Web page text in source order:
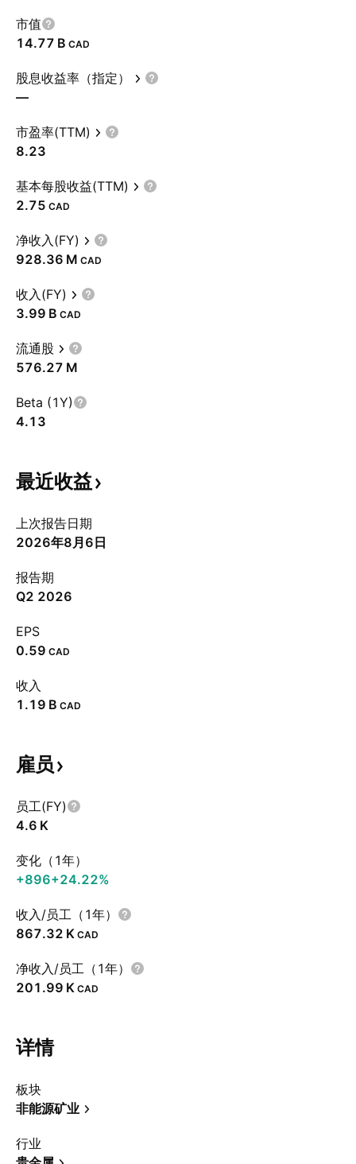
市值
‪14.77 B‬ CAD
股息收益率（指定）
—
市盈率(TTM)
8.23
基本每股收益(TTM)
2.75 CAD
净收入(FY)
‪928.36 M‬ CAD
收入(FY)
‪3.99 B‬ CAD
流通股
‪576.27 M‬
Beta (1Y)
4.13
最近收益
上次报告日期
2026年8月6日
报告期
Q2 2026
EPS
0.59 CAD
收入
‪1.19 B‬ CAD
雇员
员工(FY)
‪4.6 K‬
变化（1年）
+896+24.22%
收入/员工（1年）
‪867.32 K‬ CAD
净收入/员工（1年）
‪201.99 K‬ CAD
详情
板块
非能源矿业
行业